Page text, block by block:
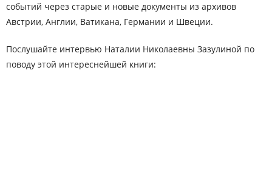
событий через старые и новые документы из архивов
Австрии, Англии, Ватикана, Германии и Швеции.
Послушайте интервью Наталии Николаевны Зазулиной по
поводу этой интереснейшей книги: